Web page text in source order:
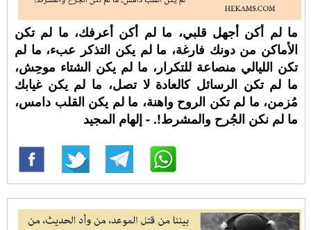
ما لم أكن أجهل قلبي، ما لم أكن أعرفك، ما لم تكن
الأماكن من دونك فارغة، ما لم يكن التذكر عبء، ما لم
تكن الليالي منصاعة للتكرار، ما لم يكن الشتاء موحِش،
ما لم تكن الرسائل كالعادة لا تصل، ما لم يكن غيابك
مُزمن، ما لم تكن الروح واهنة، ما لم يكن القلب دامس،
ما لم نكن الجُرح والمشرط!. - إلهام المجيد